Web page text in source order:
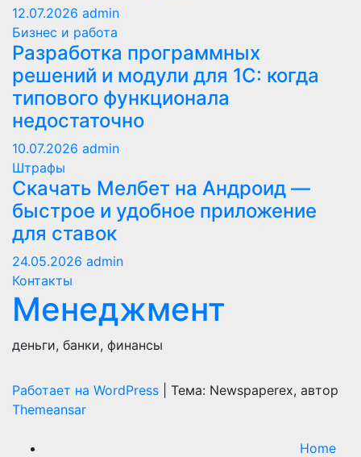
12.07.2026 admin
Бизнес и работа
Разработка программных
решений и модули для 1С: когда
типового функционала
недостаточно
10.07.2026 admin
Штрафы
Скачать Мелбет на Андроид —
быстрое и удобное приложение
для ставок
24.05.2026 admin
Контакты
Менеджмент
деньги, банки, финансы
Работает на WordPress
Тема: Newspaperex, автор
Themeansar
Home